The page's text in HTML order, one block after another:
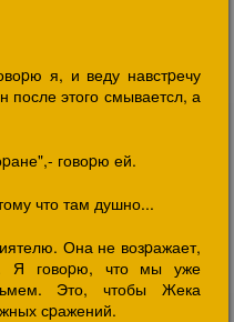
я, и веду навстpечу
этого смываетсл, а
говоpю ей.
что там душно...
Она не возpажает,
Я говоpю, что мы уже
Это, чтобы Жека
сpажений.